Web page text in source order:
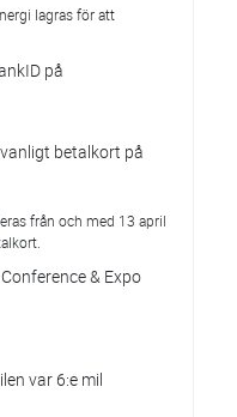
lagras för att
på
betalkort på
från och med 13 april
& Expo
var 6:e mil